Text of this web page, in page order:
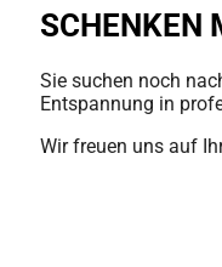
SCHENKEN
Sie suchen noch
Entspannung in
Wir freuen uns auf